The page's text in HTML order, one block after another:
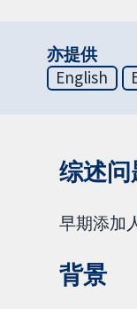
亦提供
English
综述问
早期添加
背景